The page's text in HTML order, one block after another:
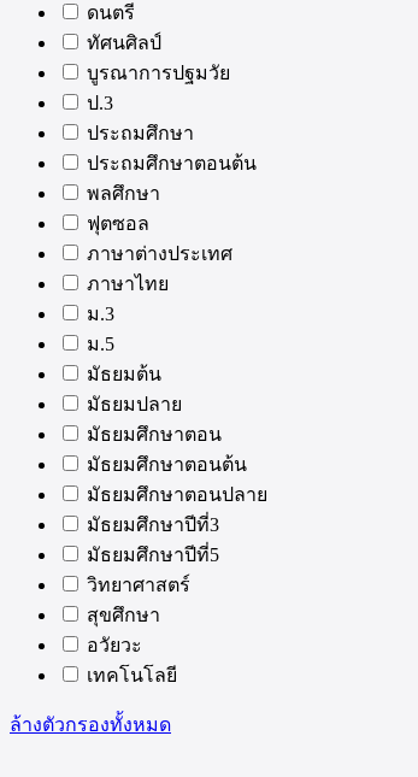
ดนตรี
ทัศนศิลป์
บูรณาการปฐมวัย
ป.3
ประถมศึกษา
ประถมศึกษาตอนต้น
พลศึกษา
ฟุตซอล
ภาษาต่างประเทศ
ภาษาไทย
ม.3
ม.5
มัธยมต้น
มัธยมปลาย
มัธยมศึกษาตอน
มัธยมศึกษาตอนต้น
มัธยมศึกษาตอนปลาย
มัธยมศึกษาปีที่3
มัธยมศึกษาปีที่5
วิทยาศาสตร์
สุขศึกษา
อวัยวะ
เทคโนโลยี
ล้างตัวกรองทั้งหมด